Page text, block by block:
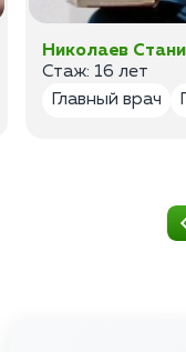
Николаев
Стаж: 16 лет
Главный врач